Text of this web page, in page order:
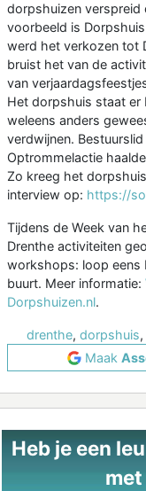
dorpshuizen verspreid
voorbeeld is
werd het verkozen tot
bruist het van de
van
Het dorpshuis staat er
weleens anders
verdwijnen.
Optrommelactie
Zo kreeg het
interview op: https://
Tijdens de Week van
Drenthe activiteiten
workshops: loop eens
buurt. Meer informatie:
Dorpshuizen.nl.
drenthe, dorpshuis,
Maak
Heb je een